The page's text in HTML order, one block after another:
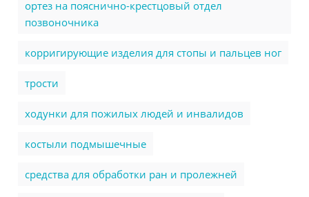
ортез на пояснично-крестцовый отдел
позвоночника
корригирующие изделия для стопы и пальцев ног
трости
ходунки для пожилых людей и инвалидов
костыли подмышечные
cредства для обработки ран и пролежней